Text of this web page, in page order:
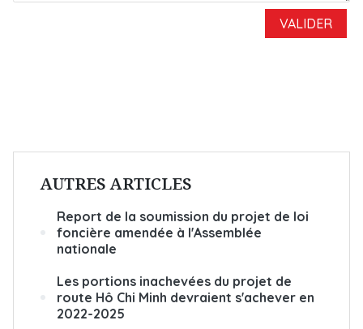
AUTRES ARTICLES
Report de la soumission du projet de loi
foncière amendée à l'Assemblée
nationale
Les portions inachevées du projet de
route Hô Chi Minh devraient s'achever en
2022-2025